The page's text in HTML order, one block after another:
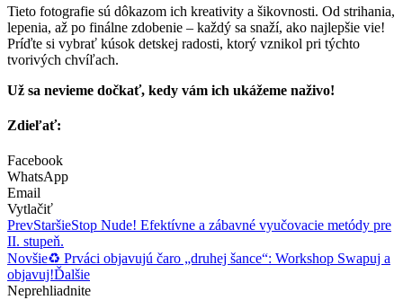
Tieto fotografie sú dôkazom ich kreativity a šikovnosti. Od strihania,
lepenia, až po finálne zdobenie – každý sa snaží, ako najlepšie vie!
Príďte si vybrať kúsok detskej radosti, ktorý vznikol pri týchto
tvorivých chvíľach.
Už sa nevieme dočkať, kedy vám ich ukážeme naživo!
Zdieľať:
Facebook
WhatsApp
Email
Vytlačiť
PrevStaršieStop Nude! Efektívne a zábavné vyučovacie metódy pre
II. stupeň.
Novšie♻️ Prváci objavujú čaro „druhej šance“: Workshop Swapuj a
objavuj!Ďalšie
Neprehliadnite